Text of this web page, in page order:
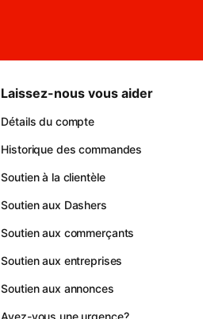
Laissez-nous vous aider
Détails du compte
Historique des commandes
Soutien à la clientèle
Soutien aux Dashers
Soutien aux commerçants
Soutien aux entreprises
Soutien aux annonces
Avez-vous une urgence?